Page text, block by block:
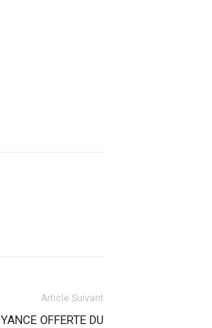
Article Suivant
OFFERTE DU